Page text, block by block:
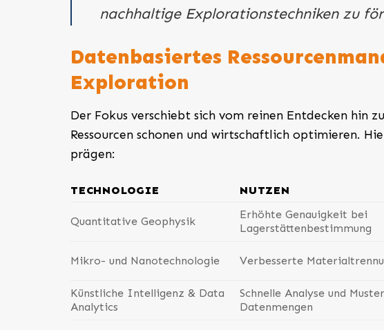
nachhaltige Explorationstechniken zu
Datenbasiertes
Exploration
Der Fokus verschiebt sich vom reinen Entdecken hin
Ressourcen schonen und wirtschaftlich optimieren.
prägen:
TECHNOLOGIE NUTZEN
Quantitative Geophysik
Erhöhte Genauigkeit bei
Lagerstättenbestimmung
Mikro- und Nanotechnologie Verbesserte
Künstliche Intelligenz & Data
Analytics
Schnelle Analyse und
Datenmengen